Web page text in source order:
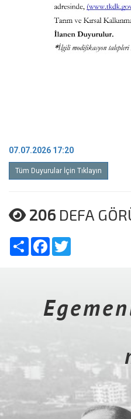
07.07.2026 17:20
Tüm Duyurular İçin Tıklayın
206 DEFA
Share Facebook